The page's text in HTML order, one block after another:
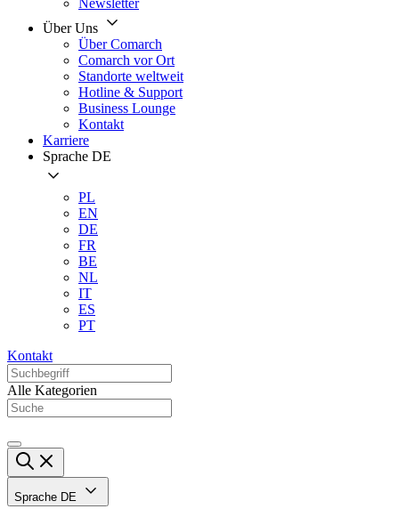
Newsletter
Über Uns
Über Comarch
Comarch vor Ort
Standorte weltweit
Hotline & Support
Business Lounge
Kontakt
Karriere
Sprache DE
PL
EN
DE
FR
BE
NL
IT
ES
PT
Kontakt
Alle Kategorien
Sprache DE